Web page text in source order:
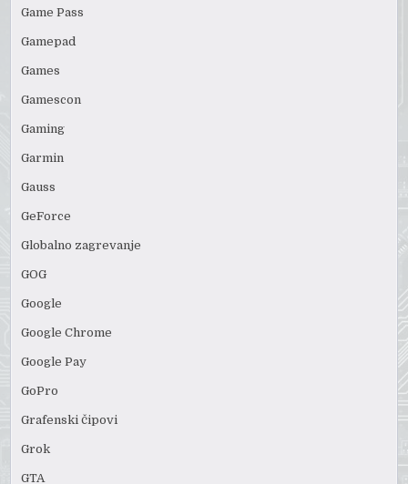
Game Pass
Gamepad
Games
Gamescon
Gaming
Garmin
Gauss
GeForce
Globalno zagrevanje
GOG
Google
Google Chrome
Google Pay
GoPro
Grafenski čipovi
Grok
GTA